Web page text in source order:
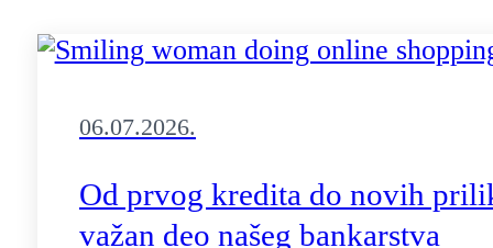
06.07.2026.
Od prvog kredita do novih
važan deo našeg bankarstva